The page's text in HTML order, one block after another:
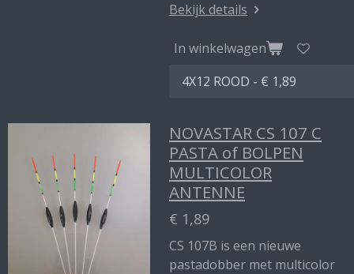
Bekijk details
In winkelwagen
NOVASTAR CS 107 C
PASTA of BOLPEN
MULTICOLOR
ANTENNE
€ 1,89
CS 107B is een nieuwe
pastadobber met multicolor